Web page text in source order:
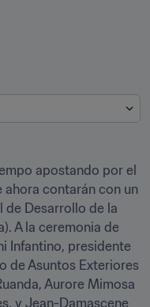
apostando por el
contarán con un
de Desarrollo de la
A la ceremonia de
Infantino, presidente
de Asuntos Exteriores
Aurore Mimosa
y Jean-Damascene